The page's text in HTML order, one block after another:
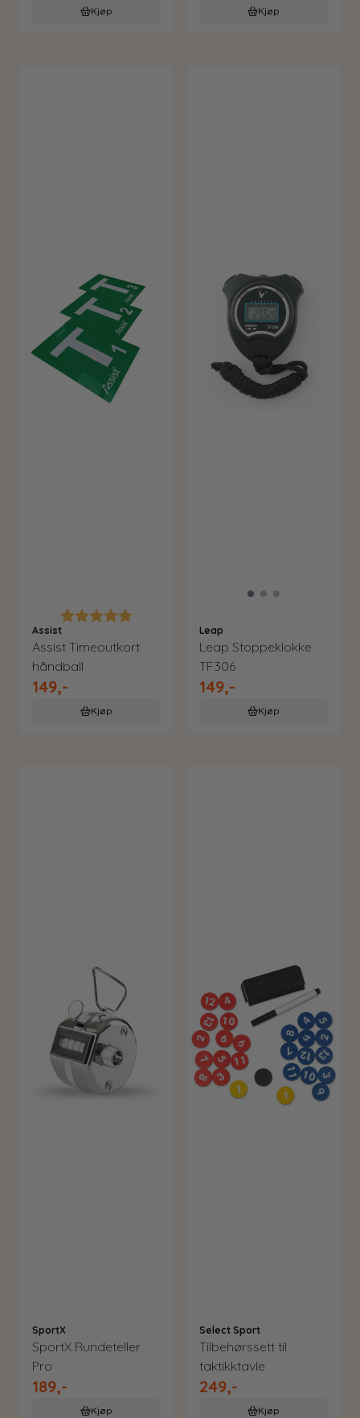
Kjøp Kjøp
Karakter:
Assist
Assist Timeoutkort
håndball
149,-
Kjøp
Leap
Leap Stoppeklokke
TF306
149,-
Kjøp
SportX
SportX Rundeteller
Pro
189,-
Kjøp
Select Sport
Tilbehørssett til
taktikktavle
249,-
Kjøp